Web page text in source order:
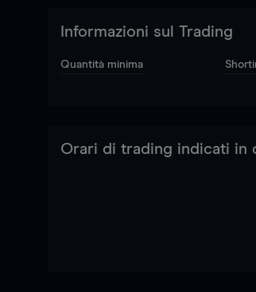
Informazioni sul Trading
Quantità minima
Orari di trading indicati in